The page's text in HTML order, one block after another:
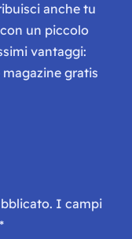
anche tu
un piccolo
vantaggi:
gratis
I campi
*